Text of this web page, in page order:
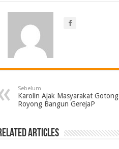
Sebelum
Karolin Ajak Masyarakat Gotong
Royong Bangun GerejaP
Articles